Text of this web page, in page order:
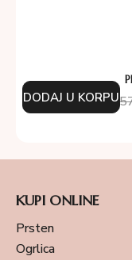
DODAJ U KORPU
KUPI ONLINE
Prsten
Ogrlica